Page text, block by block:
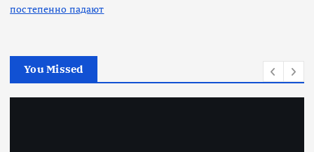
постепенно падают
You Missed